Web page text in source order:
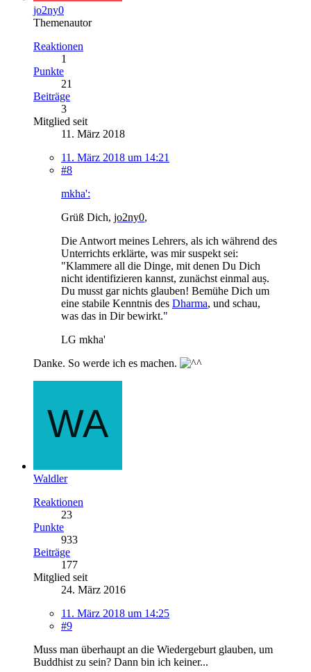
jo2ny0
Themenautor
Reaktionen
1
Punkte
21
Beiträge
3
Mitglied seit
11. März 2018
11. März 2018 um 14:21
#8
mkha':
Grüß Dich, jo2ny0,
Die Antwort meines Lehrers, als ich während des
Unterrichts erklärte, was mir suspekt sei:
"Klammere all die Dinge, mit denen Du Dich
nicht identifizieren kannst, zunächst einmal auṣ.
Du musst gar nichts glauben! Bemühe Dich um
eine stabile Kenntnis des Dharma, und schau,
was das in Dir bewirkt."
LG mkha'
Danke. So werde ich es machen.
Waldler
Reaktionen
23
Punkte
933
Beiträge
177
Mitglied seit
24. März 2016
11. März 2018 um 14:25
#9
Muss man überhaupt an die Wiedergeburt glauben, um
Buddhist zu sein? Dann bin ich keiner...